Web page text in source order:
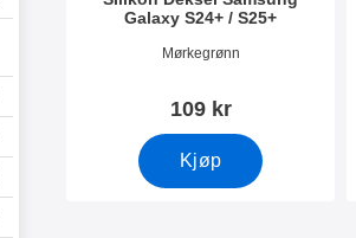
Galaxy S24+ / S25+
Varenummer 52714
Mørkegrønn
109 kr
Kjøp